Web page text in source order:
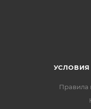
Правила